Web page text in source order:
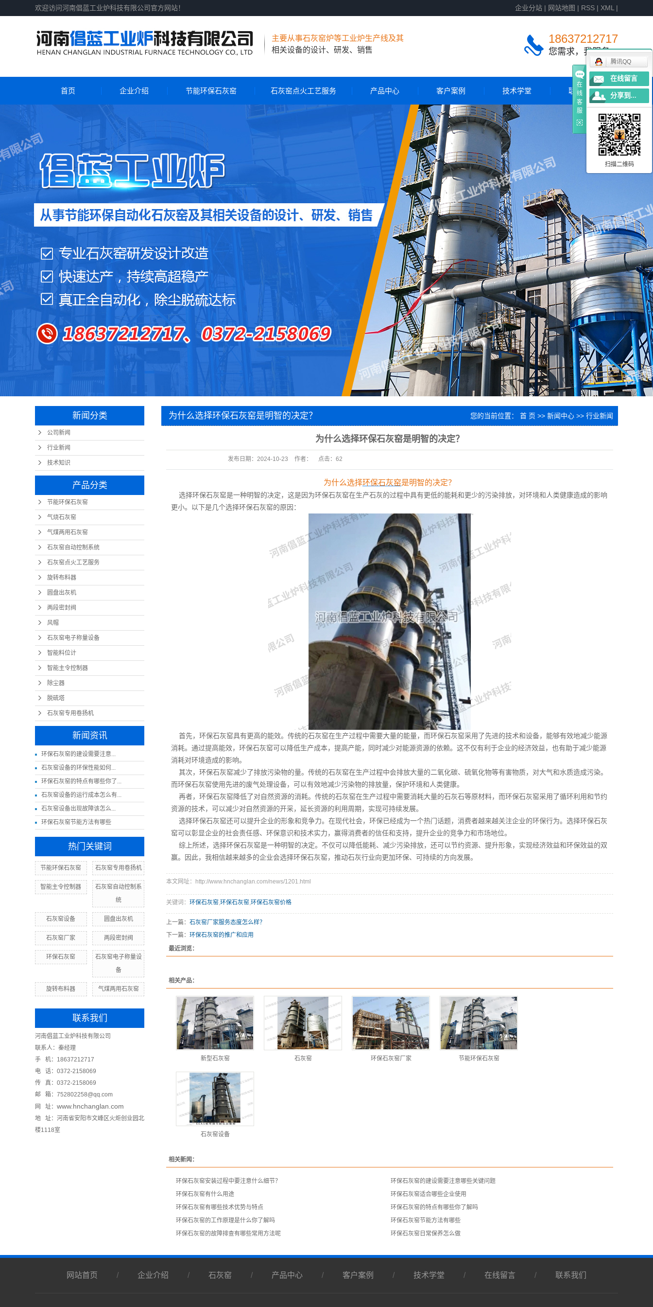
欢迎访问河南倡蓝工业炉科技有限公司官方网站！ 企业分站 | 网站地图 | RSS | XML |
主要从事石灰窑炉等工业炉生产线及其
相关设备的设计、研发、销售
18637212717
您需求，我服务
首页 企业介绍 节能环保石灰窑 石灰窑点火工艺服务 产品中心
节能环保石灰窑
气烧石灰窑
气煤两用石灰窑
石灰窑自动控制系统
石灰窑点火工艺服务
旋转布料器
圆盘出灰机
两段密封阀
风帽
石灰窑电子称量设备
智能料位计
智能主令控制器
除尘器
脱硫塔
石灰窑专用卷扬机
客户案例
客户案例
国外案例
技术学堂 联系我们
新闻分类
公司新闻
行业新闻
技术知识
产品分类
节能环保石灰窑
气烧石灰窑
气煤两用石灰窑
石灰窑自动控制系统
石灰窑点火工艺服务
旋转布料器
圆盘出灰机
两段密封阀
风帽
石灰窑电子称量设备
智能料位计
智能主令控制器
除尘器
脱硫塔
石灰窑专用卷扬机
新闻资讯
​环保石灰窑的建设需要注意...
​石灰窑设备的环保性能如何...
环保石灰窑的特点有哪些你了...
石灰窑设备的运行成本怎么有...
​石灰窑设备出现故障该怎么...
环保石灰窑节能方法有哪些
热门关键词
节能环保石灰窑 石灰窑专用卷扬机
智能主令控制器
石灰窑自动控制系
统
石灰窑设备 圆盘出灰机
石灰窑厂家 两段密封阀
环保石灰窑
石灰窑电子称量设
备
旋转布料器 气煤两用石灰窑
联系我们
河南倡蓝工业炉科技有限公司
联系人：秦经理
手 机：18637212717
电 话：0372-2158069
传 真：0372-2158069
邮 箱：752802258@qq.com
网 址： www.hnchanglan.com
地 址：河南省安阳市文峰区火炬创业园北
楼1118室
为什么选择环保石灰窑是明智的决定？ 您的当前位置： 首 页 >> 新闻中心 >> 行业新闻
为什么选择环保石灰窑是明智的决定？
发布日期： 2024-10-23 作者： 点击： 62
为什么选择环保石灰窑是明智的决定？
选择环保石灰窑是一种明智的决定，这是因为环保石灰窑在生产石灰的过程中具有更低的能耗和更少的污染排放，对环境和人类健康造成的影响
更小。以下是几个选择环保石灰窑的原因：
首先，环保石灰窑具有更高的能效。传统的石灰窑在生产过程中需要大量的能量，而环保石灰窑采用了先进的技术和设备，能够有效地减少能源
消耗。通过提高能效，环保石灰窑可以降低生产成本，提高产能，同时减少对能源资源的依赖。这不仅有利于企业的经济效益，也有助于减少能源
消耗对环境造成的影响。
其次，环保石灰窑减少了排放污染物的量。传统的石灰窑在生产过程中会排放大量的二氧化碳、硫氧化物等有害物质，对大气和水质造成污染。
而环保石灰窑使用先进的废气处理设备，可以有效地减少污染物的排放量，保护环境和人类健康。
再者，环保石灰窑降低了对自然资源的消耗。传统的石灰窑在生产过程中需要消耗大量的石灰石等原材料，而环保石灰窑采用了循环利用和节约
资源的技术，可以减少对自然资源的开采，延长资源的利用周期，实现可持续发展。
选择环保石灰窑还可以提升企业的形象和竞争力。在现代社会，环保已经成为一个热门话题，消费者越来越关注企业的环保行为。选择环保石灰
窑可以彰显企业的社会责任感、环保意识和技术实力，赢得消费者的信任和支持，提升企业的竞争力和市场地位。
综上所述，选择环保石灰窑是一种明智的决定。不仅可以降低能耗、减少污染排放，还可以节约资源、提升形象，实现经济效益和环保效益的双
赢。因此，我相信越来越多的企业会选择环保石灰窑，推动石灰行业向更加环保、可持续的方向发展。
本文网址：http://www.hnchanglan.com/news/1201.html
关键词： 环保石灰窑,环保石灰窑,环保石灰窑价格
上一篇： ​石灰窑厂家服务态度怎么样？
下一篇： ​环保石灰窑的推广和应用
最近浏览：
相关产品：
新型石灰窑 石灰窑 环保石灰窑厂家 节能环保石灰窑
石灰窑设备
相关新闻：
环保石灰窑安装过程中要注意什么细节？
​环保石灰窑的建设需要注意哪些关键问题
​环保石灰窑有什么用途
​环保石灰窑适合哪些企业使用
​环保石灰窑有哪些技术优势与特点
环保石灰窑的特点有哪些你了解吗
环保石灰窑的工作原理是什么你了解吗
环保石灰窑节能方法有哪些
​环保石灰窑的故障排查有哪些常用方法呢
​环保石灰窑日常保养怎么做
网站首页 / 企业介绍 / 石灰窑 / 产品中心 / 客户案例 / 技术学堂 / 在线留言 / 联系我们
在
线
客
服
腾讯QQ
在线留言
分享到...
扫描二维码